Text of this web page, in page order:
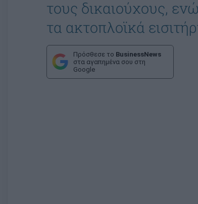
τους δικαιούχους,
τα ακτοπλοϊκά
Πρόσθεσε το BusinessNews
στα αγαπημένα σου στη
Google